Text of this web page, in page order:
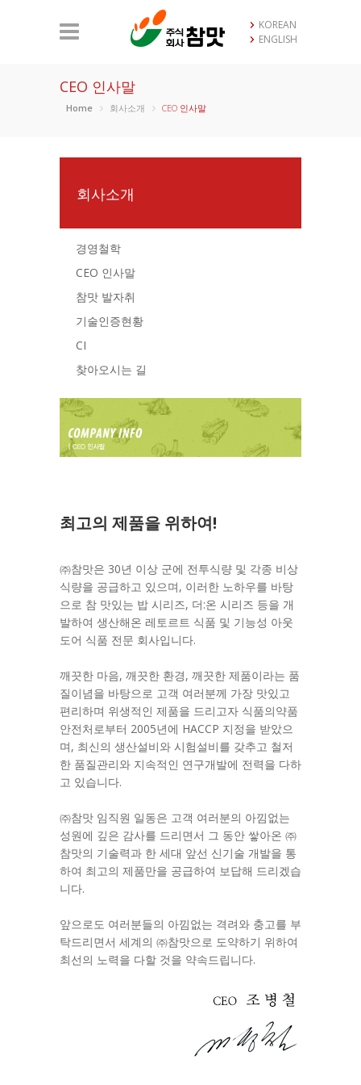
KOREAN
ENGLISH
CEO 인사말
Home 회사소개 CEO 인사말
회사소개
경영철학
CEO 인사말
참맛 발자취
기술인증현황
CI
찾아오시는 길
최고의 제품을 위하여!
㈜참맛은 30년 이상 군에 전투식량 및 각종 비상
식량을 공급하고 있으며, 이러한 노하우를 바탕
으로 참 맛있는 밥 시리즈, 더:온 시리즈 등을 개
발하여 생산해온 레토르트 식품 및 기능성 아웃
도어 식품 전문 회사입니다.
깨끗한 마음, 깨끗한 환경, 깨끗한 제품이라는 품
질이념을 바탕으로 고객 여러분께 가장 맛있고
편리하며 위생적인 제품을 드리고자 식품의약품
안전처로부터 2005년에 HACCP 지정을 받았으
며, 최신의 생산설비와 시험설비를 갖추고 철저
한 품질관리와 지속적인 연구개발에 전력을 다하
고 있습니다.
㈜참맛 임직원 일동은 고객 여러분의 아낌없는
성원에 깊은 감사를 드리면서 그 동안 쌓아온 ㈜
참맛의 기술력과 한 세대 앞선 신기술 개발을 통
하여 최고의 제품만을 공급하여 보답해 드리겠습
니다.
앞으로도 여러분들의 아낌없는 격려와 충고를 부
탁드리면서 세계의 ㈜참맛으로 도약하기 위하여
최선의 노력을 다할 것을 약속드립니다.